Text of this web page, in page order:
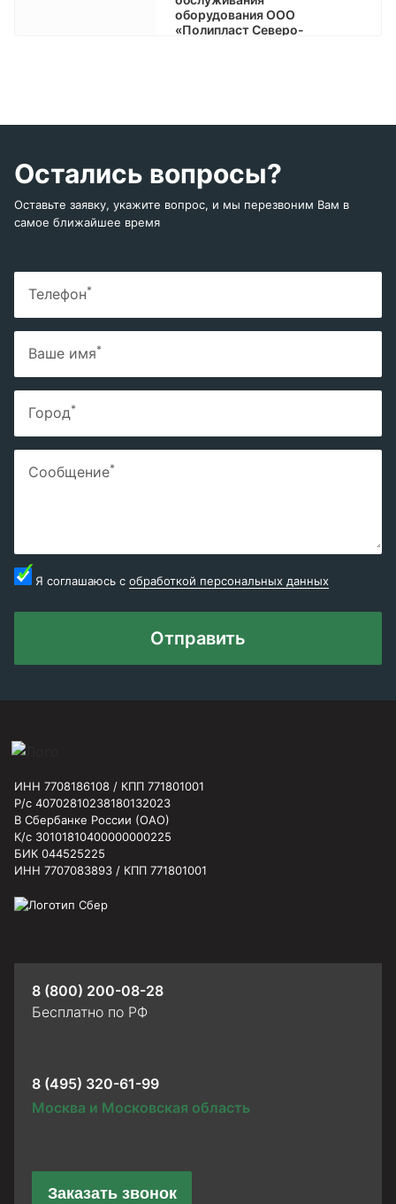
оборудования ООО
«Полипласт Северо-
Остались вопросы?
Оставьте заявку, укажите вопрос, и мы перезвоним Вам в
самое ближайшее время
Телефон*
Ваше имя*
Город*
Сообщение*
Я соглашаюсь с обработкой персональных данных
Отправить
ИНН 7708186108 / КПП 771801001
Р/с 40702810238180132023
В Сбербанке России (ОАО)
К/с 30101810400000000225
БИК 044525225
ИНН 7707083893 / КПП 771801001
8 (800) 200-08-28
Бесплатно по РФ
8 (495) 320-61-99
Москва и Московская область
Заказать звонок